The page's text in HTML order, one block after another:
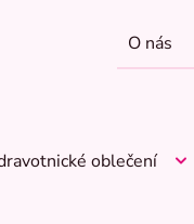
O nás
oblečení